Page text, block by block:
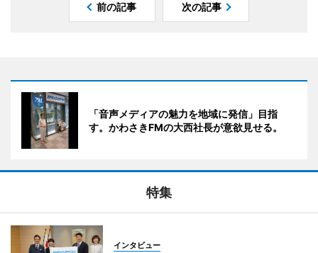
前の記事 次の記事
「音声メディアの魅力を地域に発信」目指
す。かわさきFMの大西社長が意欲見せる。
特集
インタビュー